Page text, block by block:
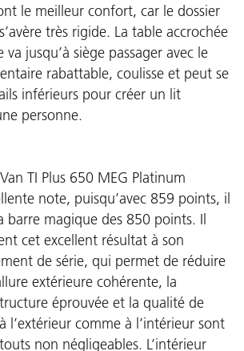
le meilleur confort, car le dossier
très rigide. La table accrochée
jusqu’à siège passager avec le
rabattable, coulisse et peut se
inférieurs pour créer un lit
personne.
TI Plus 650 MEG Platinum
note, puisqu’avec 859 points, il
barre magique des 850 points. Il
cet excellent résultat à son
de série, qui permet de réduire
extérieure cohérente, la
éprouvée et la qualité de
l’extérieur comme à l’intérieur sont
non négligeables. L’intérieur